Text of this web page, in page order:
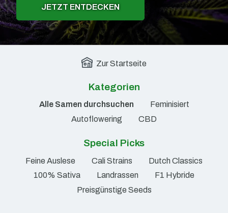
JETZT ENTDECKEN
Zur Startseite
Kategorien
Alle Samen durchsuchen
Feminisiert
Autoflowering
CBD
Special Picks
Feine Auslese Cali Strains
Dutch Classics
100% Sativa
Landrassen
F1 Hybride
Preisgünstige Seeds